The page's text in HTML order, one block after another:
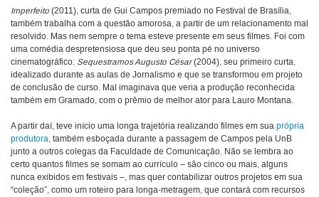
Imperfeito (2011), curta de Gui Campos premiado no Festival de Brasília,
também trabalha com a questão amorosa, a partir de um relacionamento mal
resolvido. Mas nem sempre o tema esteve presente em seus filmes. Foi com
uma comédia despretensiosa que deu seu ponta pé no universo
cinematográfico: Sequestramos Augusto César(2004), seu primeiro curta,
idealizado durante as aulas de Jornalismo e que se transformou em projeto
de conclusão de curso. Mal imaginava que veria a produção reconhecida
também em Gramado, com o prêmio de melhor ator para Lauro Montana.
A partir daí, teve início uma longa trajetória realizando filmes em sua própria
produtora, também esboçada durante a passagem de Campos pela UnB
junto a outros colegas da Faculdade de Comunicação. Não se lembra ao
certo quantos filmes se somam ao currículo – são cinco ou mais, alguns
nunca exibidos em festivais –, mas quer contabilizar outros projetos em sua
“coleção”, como um roteiro para longa-metragem, que contará com recursos